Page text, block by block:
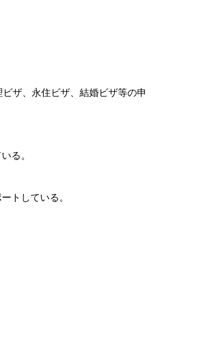
ザ、永住ビザ、結婚ビザ等の申
る。
トしている。